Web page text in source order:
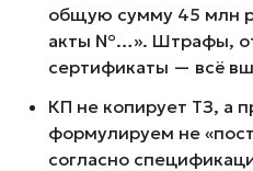
общую сумму 45 млн
акты №…». Штрафы,
сертификаты — всё
КП не копирует ТЗ, а
формулируем не
согласно